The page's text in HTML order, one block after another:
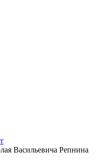
Васильевича Репнина